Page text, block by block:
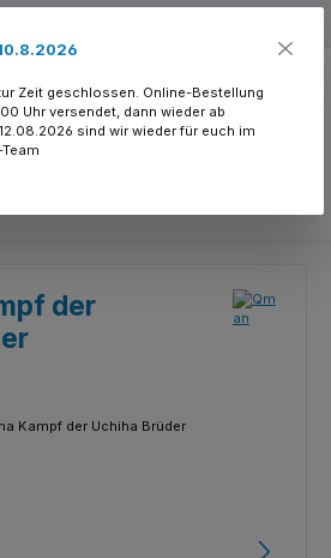
der
Zeit geschlossen. Online-Bestellung
Uhr versendet, dann wieder ab
sind wir wieder für euch im